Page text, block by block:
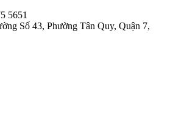
5651
Số 43, Phường Tân Quy, Quận 7,